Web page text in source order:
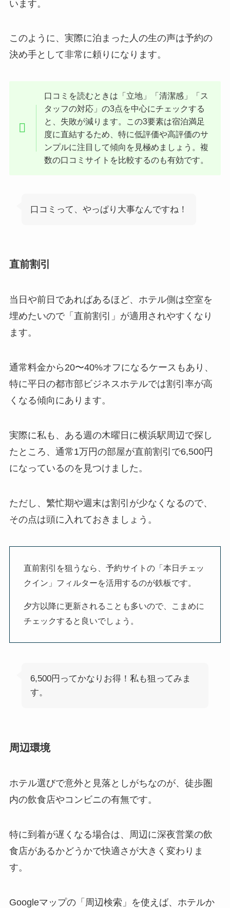
います。
このように、実際に泊まった人の生の声は予約の
決め手として非常に頼りになります。
口コミを読むときは「立地」「清潔感」「ス
タッフの対応」の3点を中心にチェックする
と、失敗が減ります。この3要素は宿泊満足
度に直結するため、特に低評価や高評価のサ
ンプルに注目して傾向を見極めましょう。複
数の口コミサイトを比較するのも有効です。
口コミって、やっぱり大事なんですね！
直前割引
当日や前日であればあるほど、ホテル側は空室を
埋めたいので「直前割引」が適用されやすくなり
ます。
通常料金から20〜40%オフになるケースもあり、
特に平日の都市部ビジネスホテルでは割引率が高
くなる傾向にあります。
実際に私も、ある週の木曜日に横浜駅周辺で探し
たところ、通常1万円の部屋が直前割引で6,500円
になっているのを見つけました。
ただし、繁忙期や週末は割引が少なくなるので、
その点は頭に入れておきましょう。
直前割引を狙うなら、予約サイトの「本日チェッ
クイン」フィルターを活用するのが鉄板です。
夕方以降に更新されることも多いので、こまめに
チェックすると良いでしょう。
6,500円ってかなりお得！私も狙ってみま
す。
周辺環境
ホテル選びで意外と見落としがちなのが、徒歩圏
内の飲食店やコンビニの有無です。
特に到着が遅くなる場合は、周辺に深夜営業の飲
食店があるかどうかで快適さが大きく変わりま
す。
Googleマップの「周辺検索」を使えば、ホテルか